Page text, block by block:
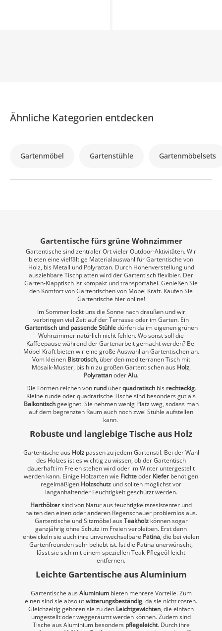
Ähnliche Kategorien entdecken
Gartenmöbel Gartenstühle Gartenmöbelsets
Gartentische fürs grüne Wohnzimmer
Gartentische sind zentraler Ort vieler Outdoor-Aktivitäten. Wir
bieten eine vielfältige Materialauswahl für Gartentische von
Holz, bis Metall und Polyrattan. Durch Höhenverstellung und
ausziehbare Tischplatten wird der Gartentisch flexibler. Der
Garten-Klapptisch ist kompakt und transportabel. Genießen Sie
den Komfort von Gartentischen von Möbel Kraft. Kaufen Sie
Gartentische hier online!
Im Sommer lockt uns die Sonne nach draußen und wir
verbringen viel Zeit auf der Terrasse oder im Garten. Ein
Gartentisch und passende Stühledürfen da im eigenen grünen
Wohnzimmer natürlich nicht fehlen. Wo sonst soll die
Kaffeepause während der Gartenarbeit gemacht werden? Bei
Möbel Kraft bieten wir eine große Auswahl an Gartentischen an.
Vom kleinen Bistrotisch, über den mediterranen Tisch mit
Mosaik-Muster, bis hin zu großen Gartentischen aus Holz,
PolyrattanoderAlu.
Die Formen reichen von rundüberquadratischbis rechteckig.
Kleine runde oder quadratische Tische sind besonders gut als
Balkontischgeeignet. Sie nehmen wenig Platz weg, sodass man
auf dem begrenzten Raum auch noch zwei Stühle aufstellen
kann.
Robuste und langlebige Tische aus Holz
Gartentische aus Holzpassen zu jedem Gartenstil. Bei der Wahl
des Holzes ist es wichtig zu wissen, ob der Gartentisch
dauerhaft im Freien stehen wird oder im Winter untergestellt
werden kann. Einige Holzarten wie Fichteoder Kieferbenötigen
regelmäßigen Holzschutz und sollten möglichst vor
langanhaltender Feuchtigkeit geschützt werden.
Harthölzersind von Natur aus feuchtigkeitsresistenter und
halten den einen oder anderen Regenschauer problemlos aus.
Gartentische und Sitzmöbel ausTeakholzkönnen sogar
ganzjährig ohne Schutz im Freien verbleiben. Erst dann
entwickeln sie auch ihre unverwechselbare Patina, die bei vielen
Gartenfreunden sehr beliebt ist. Ist die Patina unerwünscht,
lässt sie sich mit einem speziellen Teak-Pflegeöl leicht
entfernen.
Leichte Gartentische aus Aluminium
Gartentische ausAluminiumbieten mehrere Vorteile. Zum
einen sind sie absolutwitterungsbeständig, da sie nicht rosten.
Gleichzeitig gehören sie zu den Leichtgewichten, die einfach
umgestellt oder weggeräumt werden können. Zudem sind
Tische aus Aluminium besonders pflegeleicht. Durch ihre